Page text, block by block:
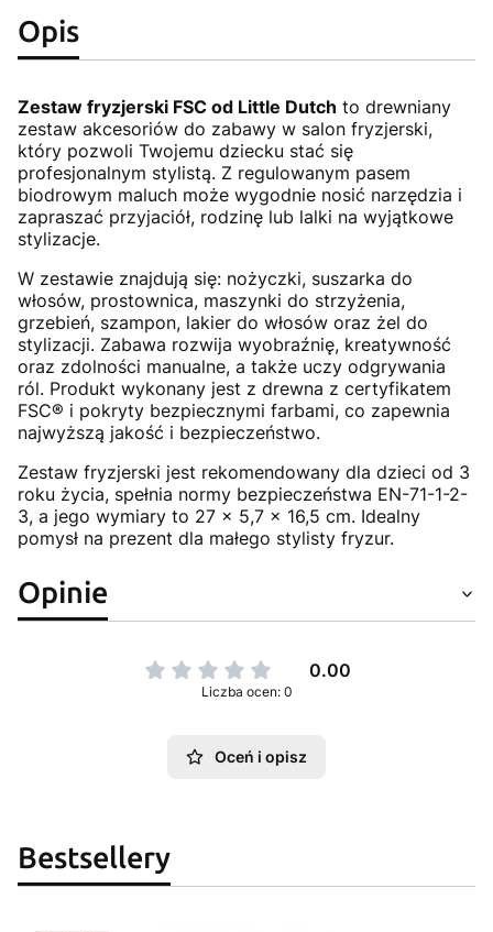
Opis
Zestaw fryzjerski FSC od Little Dutch to drewniany
zestaw akcesoriów do zabawy w salon fryzjerski,
który pozwoli Twojemu dziecku stać się
profesjonalnym stylistą. Z regulowanym pasem
biodrowym maluch może wygodnie nosić narzędzia i
zapraszać przyjaciół, rodzinę lub lalki na wyjątkowe
stylizacje.
W zestawie znajdują się: nożyczki, suszarka do
włosów, prostownica, maszynki do strzyżenia,
grzebień, szampon, lakier do włosów oraz żel do
stylizacji. Zabawa rozwija wyobraźnię, kreatywność
oraz zdolności manualne, a także uczy odgrywania
ról. Produkt wykonany jest z drewna z certyfikatem
FSC® i pokryty bezpiecznymi farbami, co zapewnia
najwyższą jakość i bezpieczeństwo.
Zestaw fryzjerski jest rekomendowany dla dzieci od 3
roku życia, spełnia normy bezpieczeństwa EN-71-1-2-
3, a jego wymiary to 27 x 5,7 x 16,5 cm. Idealny
pomysł na prezent dla małego stylisty fryzur.
Opinie
0.00
Liczba ocen: 0
Oceń i opisz
Bestsellery